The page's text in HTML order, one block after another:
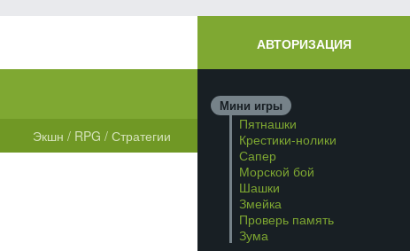
АВТОРИЗАЦИЯ
Экшн / RPG / Стратегии
Мини игры
Пятнашки
Крестики-нолики
Сапер
Морской бой
Шашки
Змейка
Проверь память
Зума